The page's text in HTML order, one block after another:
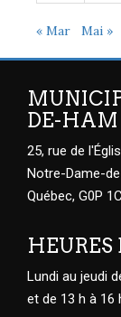
« Mar Mai »
DE-HAM
25, rue de
Notre-Dame-
Québec, G0P
HEURES
Lundi au jeudi
et de 13 h à 16